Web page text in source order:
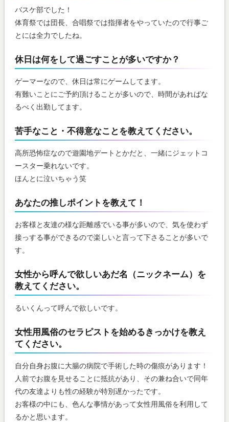
バスケ部でした！
体育祭では団長、合唱祭では指揮者をやっていたので行事ご
とには全力でしたね。
休日は何をして過ごすことが多いですか？
ゲーマーなので、休日は常にゲームしてます。
有難いことにご予約頂けることが多いので、時間があればな
るべく出勤してます。
苦手なこと・不得意なことを教えてください。
高所恐怖症なので遊園地デートとかだと、一緒にジェットコ
ースター乗れないです。
ほんとに泣いちゃう笑
あなたの推しポイントを教えて！
お客様と友達の様な距離感でいる事が多いので、気を使わず
接っする事ができるので楽しいと言って下さることが多いで
す。
女性から呼んで欲しいあだ名（ニックネーム）を
教えてください。
るいくんって呼んで欲しいです。
女性用風俗のセラピストを始めるきっかけを教え
てください。
自分自身お腹に大腸の病院で手術した時の傷痕があります！
人前でお腹を見せることに抵抗があり、その兼ね合いで同年
代の友達よりも性の経験が特別遅かったです。
お客様の中にも、色んな事情があって女性用風俗を利用して
るかと思います。